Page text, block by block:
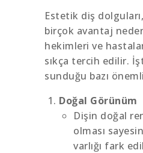
Estetik diş
birçok avantaj
hekimleri ve
sıkça tercih edilir.
sunduğu bazı
Doğal Görünüm
Dişin doğal
olması
varlığı fark